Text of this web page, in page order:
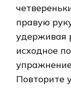
правую
удерживая
исходное
Повторите